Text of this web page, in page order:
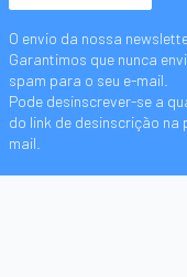
O envio da nossa
Garantimos que nunca
spam para o seu e-mail.
Pode desinscrever-se a
do link de desinscrição na
mail.